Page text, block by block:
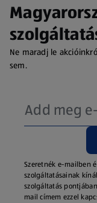
Ne maradj le
sem.
Szeretnék e-mailben
szolgáltatásainak
szolgáltatás
mail címem ezzel